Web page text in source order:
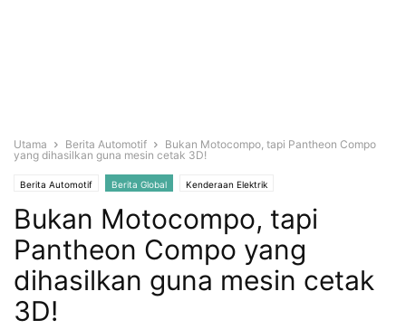
Utama Berita Automotif
Bukan Motocompo, tapi Pantheon Compo
yang dihasilkan guna mesin cetak 3D!
Berita Automotif Berita Global Kenderaan Elektrik
Bukan Motocompo, tapi
Pantheon Compo yang
dihasilkan guna mesin cetak
3D!